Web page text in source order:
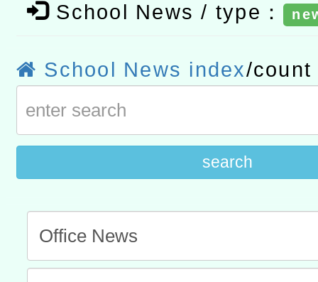
赴陸應申請許可一案
轉知經濟部水利署委託財
位及節水達人選拔活動」
市孔廟祈福系列活動—儒
航」
2026年桃園地景藝術節教
School News / type：
School News index/count
search